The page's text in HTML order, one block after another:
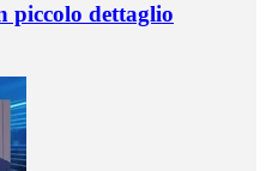
piccolo dettaglio